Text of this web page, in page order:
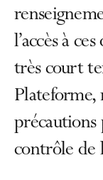
l’accès à
très court
Plateforme,
précautions
contrôle de